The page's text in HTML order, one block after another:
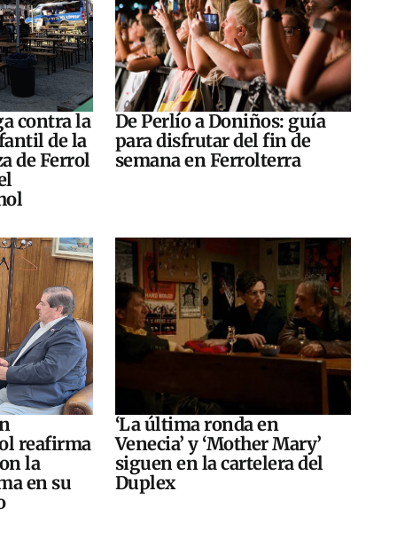
contra la
de la
de Ferrol
De Perlío a Doniños: guía
para disfrutar del fin de
semana en Ferrolterra
reafirma
la
en su
‘La última ronda en
Venecia’ y ‘Mother Mary’
siguen en la cartelera del
Duplex